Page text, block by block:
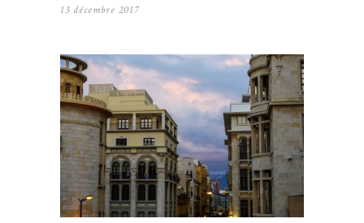
13 décembre 2017